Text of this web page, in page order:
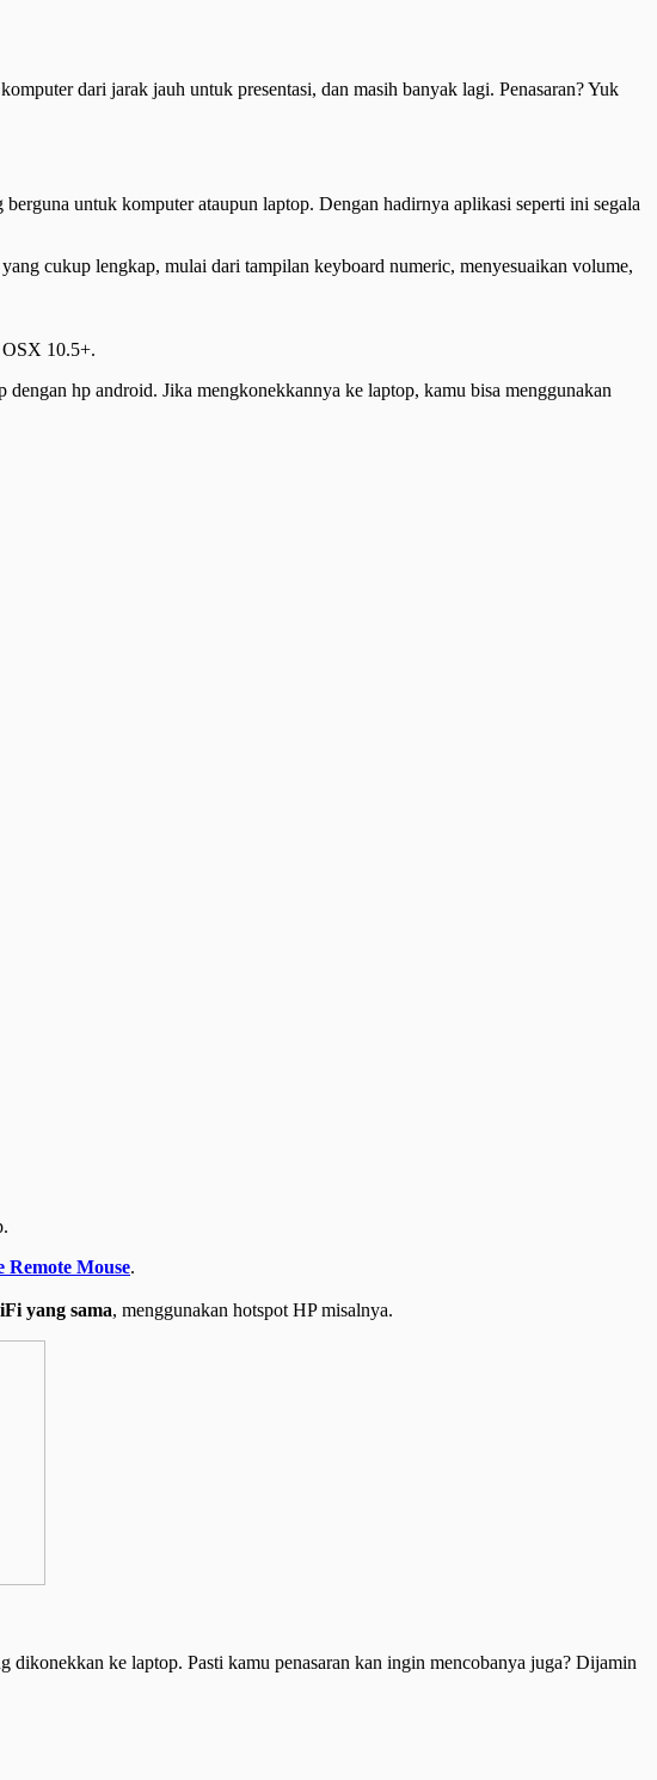
dari jarak jauh untuk presentasi, dan masih banyak lagi. Penasaran? Yuk
untuk komputer ataupun laptop. Dengan hadirnya aplikasi seperti ini segala
cukup lengkap, mulai dari tampilan keyboard numeric, menyesuaikan volume,
10.5+.
hp android. Jika mengkonekkannya ke laptop, kamu bisa menggunakan
Remote Mouse.
yang sama, menggunakan hotspot HP misalnya.
ke laptop. Pasti kamu penasaran kan ingin mencobanya juga? Dijamin